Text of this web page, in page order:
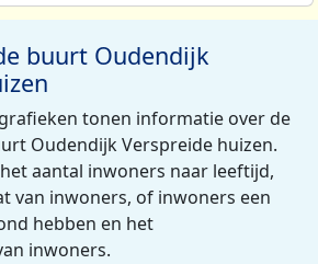
buurt Oudendijk
tonen informatie over de
Oudendijk Verspreide huizen.
aantal inwoners naar leeftijd,
van inwoners, of inwoners een
hebben en het
inwoners.